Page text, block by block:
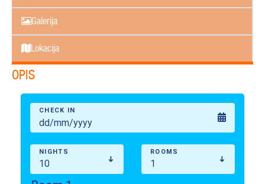
Galerija
Lokacija
OPIS